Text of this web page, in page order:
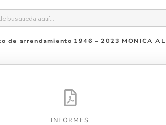
de arrendamiento 1946 – 2023 MONICA
INFORMES